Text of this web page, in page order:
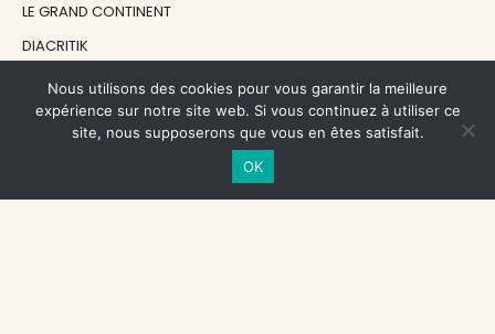
LE GRAND CONTINENT
DIACRITIK
EN ATTENDANT NADEAU
NOS SOUTIENS
Nous utilisons des cookies pour vous garantir la meilleure
expérience sur notre site web. Si vous continuez à utiliser ce
site, nous supposerons que vous en êtes satisfait.
OK